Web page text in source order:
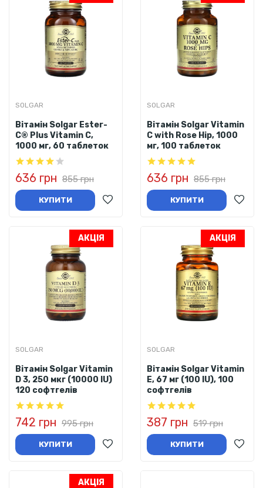
SOLGAR
Вітамін Solgar Ester-
C® Plus Vitamin C,
1000 мг, 60 таблеток
636 грн 855 грн
КУПИТИ
SOLGAR
Вітамін Solgar Vitamin
C with Rose Hip, 1000
мг, 100 таблеток
636 грн 855 грн
КУПИТИ
АКЦІЯ
SOLGAR
Вітамін Solgar Vitamin
D 3, 250 мкг (10000 IU)
120 софтгелів
742 грн 995 грн
КУПИТИ
АКЦІЯ
SOLGAR
Вітамін Solgar Vitamin
Е, 67 мг (100 IU), 100
софтгелів
387 грн 519 грн
КУПИТИ
АКЦІЯ